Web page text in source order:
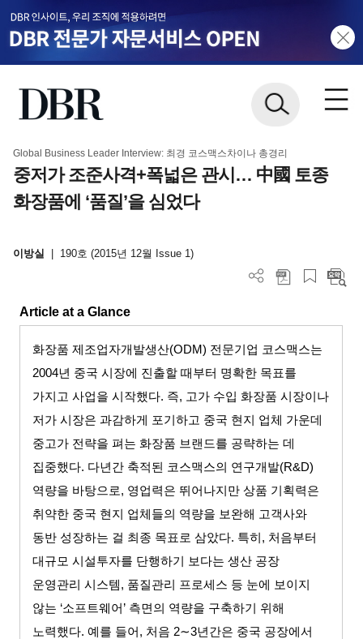
Global Business Leader Interview: 최경 코스맥스차이나 총경리
중저가 조준사격+폭넓은 관시… 中國 토종
화장품에 ‘품질’을 심었다
이방실 190호 (2015년 12월 Issue 1)
Article at a Glance
화장품 제조업자개발생산(ODM) 전문기업 코스맥스는
2004년 중국 시장에 진출할 때부터 명확한 목표를
가지고 사업을 시작했다. 즉, 고가 수입 화장품 시장이나
저가 시장은 과감하게 포기하고 중국 현지 업체 가운데
중고가 전략을 펴는 화장품 브랜드를 공략하는 데
집중했다. 다년간 축적된 코스맥스의 연구개발(R&D)
역량을 바탕으로, 영업력은 뛰어나지만 상품 기획력은
취약한 중국 현지 업체들의 역량을 보완해 고객사와
동반 성장하는 걸 최종 목표로 삼았다. 특히 , 처음부터
대규모 시설투자를 단행하기 보다는 생산 공장
운영관리 시스템, 품질관리 프로세스 등 눈에 보이지
않는 ‘소프트웨어 ’ 측면의 역량을 구축하기 위해
노력했다.예를 들어 , 처음 2∼3년간은 중국 공장에서